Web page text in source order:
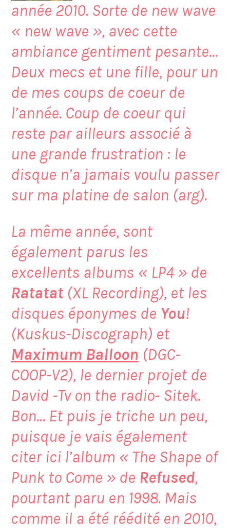
année 2010. Sorte de new wave
« new wave », avec cette
ambiance gentiment pesante…
Deux mecs et une fille, pour un
de mes coups de coeur de
l’année. Coup de coeur qui
reste par ailleurs associé à
une grande frustration : le
disque n’a jamais voulu passer
sur ma platine de salon (arg).
La même année, sont
également parus les
excellents albums « LP4 » de
Ratatat(XL Recording), et les
disques éponymes de You!
(Kuskus-Discograph) et
Maximum Balloon (DGC-
COOP-V2), le dernier projet de
David -Tv on the radio- Sitek.
Bon… Et puis je triche un peu,
puisque je vais également
citer ici l’album « The Shape of
Punk to Come » de Refused,
pourtant paru en 1998. Mais
comme il a été réédité en 2010,